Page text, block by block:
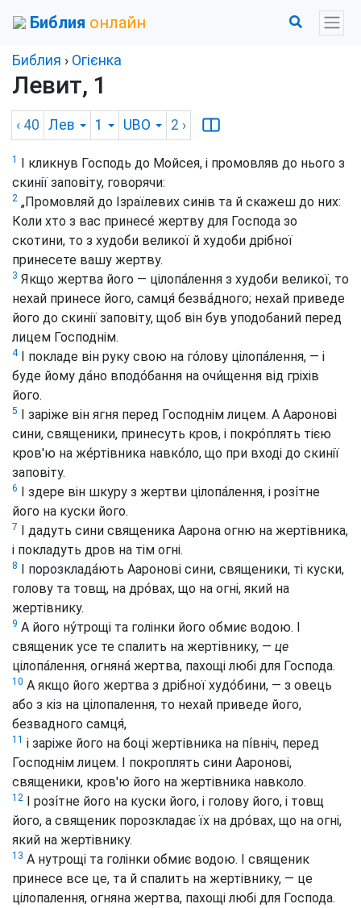
Библия онлайн
Библия › Огієнка
Левит, 1
‹ 40 Лев 1 UBO 2 ›
1
I кликнув Господь до Мойсея, і промовляв до нього з
скинії заповіту, говорячи:
2 „Промовляй до Ізраїлевих синів та й скажеш до них:
Коли хто з вас принесе́ жертву для Господа зо
скотини, то з худоби великої й худоби дрібної
принесете вашу жертву.
3 Якщо жертва його — цілопа́лення з худоби великої, то
нехай принесе його, самця́ безва́дного; нехай приведе
його до скинії заповіту, щоб він був уподобаний перед
лицем Господнім.
4І покладе він руку свою на го́лову цілопа́лення, — і
буде йому да́но вподо́бання на очи́щення від гріхів
його.
5
І заріже він ягня перед Господнім лицем. А Ааронові
сини, священики, принесуть кров, і покро́плять тією
кров'ю на же́ртівника навко́ло, що при вході до скинії
заповіту.
6
І здере він шкуру з жертви цілопа́лення, і розі́тне
його на куски його.
7
І дадуть сини священика Аарона огню на жертівника,
і покладуть дров на тім огні.
8
І порозклада́ють Ааронові сини, священики, ті куски,
голову та товщ, на дро́вах, що на огні, який на
жертівнику.
9 А його ну́трощі та голінки його обмиє водою. І
священик усе те спалить на жертівнику, — це
цілопа́лення, огняна́ жертва, пахощі любі для Господа.
10 А якщо його жертва з дрібної худо́бини, — з овець
або з кіз на цілопалення, то нехай приведе його,
безвадного самця́,
11 і заріже його на боці жертівника на пі́вніч, перед
Господнім лицем. І покроплять сини Ааронові,
священики, кров'ю його на жертівника навколо.
12
І розі́тне його на куски його, і голову його, і товщ
його, а священик порозкладає їх на дро́вах, що на огні,
який на жертівнику.
13 А нутрощі та голінки обмиє водою. І священик
принесе все це, та й спалить на жертівнику, — це
цілопалення, огняна жертва, пахощі любі для Господа.